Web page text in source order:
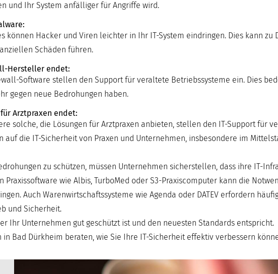
und Ihr System anfälliger für Angriffe wird.
können Hacker und Viren leichter in Ihr IT-System eindringen. Dies kann zu
Schäden führen.
Hersteller endet:
Software stellen den Support für veraltete Betriebssysteme ein. Dies
gegen neue Bedrohungen haben.
Arztpraxen endet:
solche, die Lösungen für Arztpraxen anbieten, stellen den IT-Support für
auf die IT-Sicherheit von Praxen und Unternehmen, insbesondere im
zu schützen, müssen Unternehmen sicherstellen, dass ihre IT-
Praxissoftware wie Albis, TurboMed oder S3-Praxiscomputer kann die
Auch Warenwirtschaftssysteme wie Agenda oder DATEV erfordern
und Sicherheit.
Ihr Unternehmen gut geschützt ist und den neuesten Standards entspricht.
in Bad Dürkheim beraten, wie Sie Ihre IT-Sicherheit effektiv verbessern